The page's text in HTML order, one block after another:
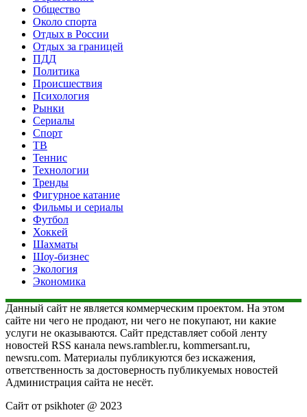
Общество
Около спорта
Отдых в России
Отдых за границей
ПДД
Политика
Происшествия
Психология
Рынки
Сериалы
Спорт
ТВ
Теннис
Технологии
Тренды
Фигурное катание
Фильмы и сериалы
Футбол
Хоккей
Шахматы
Шоу-бизнес
Экология
Экономика
Данный сайт не является коммерческим проектом. На этом
сайте ни чего не продают, ни чего не покупают, ни какие
услуги не оказываются. Сайт представляет собой ленту
новостей RSS канала news.rambler.ru, kommersant.ru,
newsru.com. Материалы публикуются без искажения,
ответственность за достоверность публикуемых новостей
Администрация сайта не несёт.
Сайт от psikhoter @ 2023